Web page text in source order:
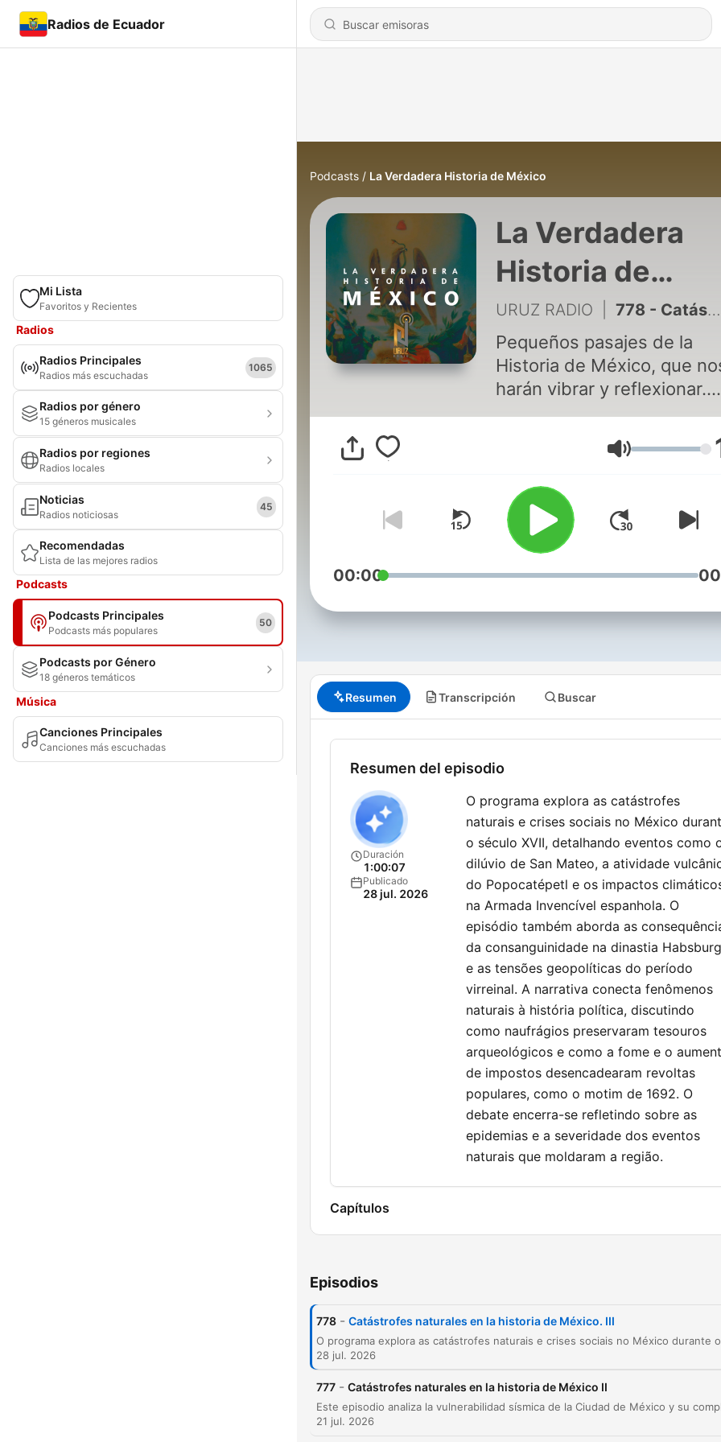
Radios de Ecuador
Mi Lista
Favoritos y Recientes
Radios
Radios Principales
Radios más escuchadas
1065
Radios por género
15 géneros musicales
Radios por regiones
Radios locales
Noticias
Radios noticiosas
45
Recomendadas
Lista de las mejores radios
Podcasts
Podcasts Principales
Podcasts más populares
50
Podcasts por Género
18 géneros temáticos
Música
Canciones Principales
Canciones más escuchadas
Podcasts La Verdadera Historia de México
La Verdadera
Historia de
México
URUZ RADIO 778 - Catástrofes naturales en la historia de México. III
Pequeños pasajes de la
Historia de México, que
harán vibrar y reflexionar.
El Profesor Francisco
nos lleva en un viaje a
del tiempo a conocer, del
pasado de nuestro querido
México, hechos históricos
poco conocidos.
Volumen
00:00
Resumen Transcripción Buscar
Resumen del episodio
Duración
1:00:07
Publicado
28 jul. 2026
O programa explora as catástrofes
naturais e crises sociais no México
o século XVII, detalhando eventos como
dilúvio de San Mateo, a atividade
do Popocatépetl e os impactos
na Armada Invencível espanhola. O
episódio também aborda as
da consanguinidade na dinastia
e as tensões geopolíticas do período
virreinal. A narrativa conecta fenômenos
naturais à história política, discutindo
como naufrágios preservaram tesouros
arqueológicos e como a fome e o
de impostos desencadearam revoltas
populares, como o motim de 1692. O
debate encerra-se refletindo sobre as
epidemias e a severidade dos eventos
naturais que moldaram a região.
Capítulos
Introdução e Catástrofies Naturais no México
00:05:02
00:14:35 A Dinastia Habsburgo e a Decadência Genética
00:17:37
00:19:38 Furacões, Naufrágio e Arqueologia Subaquática
00:23:36
Episodios
778 - Catástrofes naturales en la historia de México. III
28 jul. 2026
777 - Catástrofes naturales en la historia de México II
21 jul. 2026